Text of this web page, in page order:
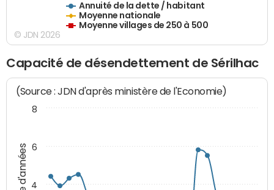
Annuité de la dette / habitant
Moyenne nationale
Moyenne villages de 250 à 500
© JDN 2026
Capacité de désendettement de Sérilhac
(Source : JDN d'après ministère de l'Economie)
4
6
8